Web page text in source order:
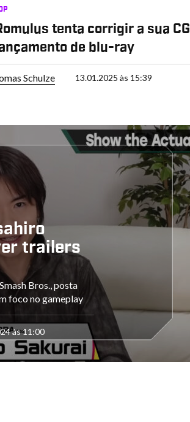
tenta corrigir a sua CGI
de blu-ray
Schulze 13.01.2025 às 15:39
trailers
Bros., posta
foco no gameplay
às 11:00